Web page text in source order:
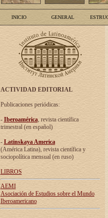
INICIO GENERAL
ACTIVIDAD EDITORIAL
Publicaciones periódicas:
- Iberoamérica, revista científica
trimestral (en español)
- Latinskaya America
(América Latina), revista científica y
sociopolítica mensual (en ruso)
LIBROS
AEMI
Asociación de Estudios sobre el Mundo
Iberoamericano